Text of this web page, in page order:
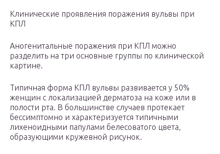
Клинические проявления поражения вульвы при
КПЛ
Аногенитальные поражения при КПЛ можно
разделить на три основные группы по клинической
картине.
Типичная форма КПЛ вульвы развивается у 50%
женщин с локализацией дерматоза на коже или в
полости рта. В большинстве случаев протекает
бессимптомно и характеризуется типичными
лихеноидными папулами белесоватого цвета,
образующими кружевной рисунок.